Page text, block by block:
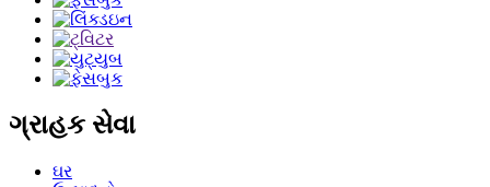
ગ્રાહક સેવા
ઘર